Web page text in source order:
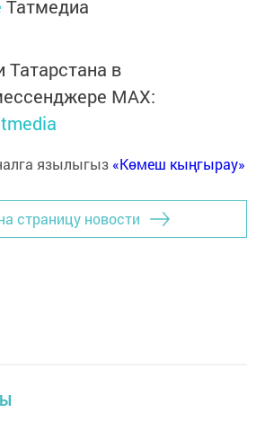
Татмедиа
Татарстана в
MАХ:
язылыгыз «Көмеш кыңгырау»
страницу новости